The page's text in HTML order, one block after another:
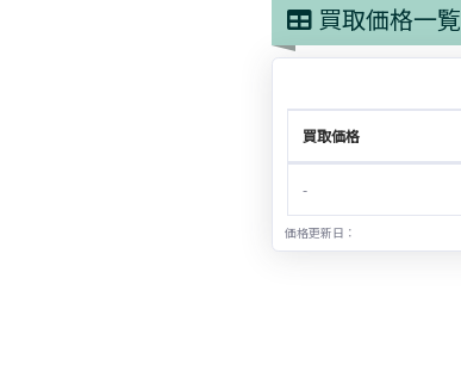
買取価格一覧
買取価格
-
価格更新日：